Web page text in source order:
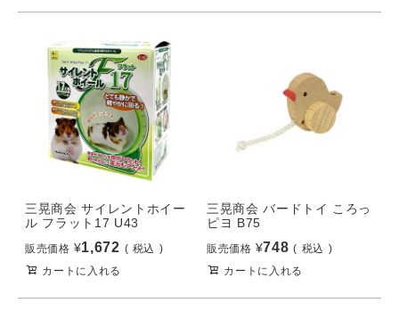
三晃商会 サイレントホイー
ル フラット17 U43
販売価格 ¥1,672
税込
カートに入れる
三晃商会 バードトイ ころっ
ピヨ B75
販売価格 ¥748
税込
カートに入れる